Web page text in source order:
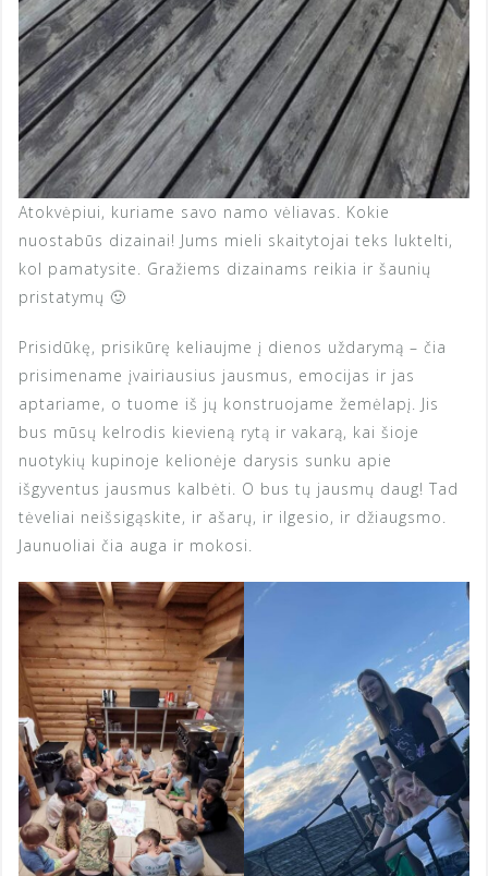
Atokvėpiui, kuriame savo namo vėliavas. Kokie
nuostabūs dizainai! Jums mieli skaitytojai teks luktelti,
kol pamatysite. Gražiems dizainams reikia ir šaunių
pristatymų 🙂
Prisidūkę, prisikūrę keliaujme į dienos uždarymą – čia
prisimename įvairiausius jausmus, emocijas ir jas
aptariame, o tuome iš jų konstruojame žemėlapį. Jis
bus mūsų kelrodis kievieną rytą ir vakarą, kai šioje
nuotykių kupinoje kelionėje darysis sunku apie
išgyventus jausmus kalbėti. O bus tų jausmų daug! Tad
tėveliai neišsigąskite, ir ašarų, ir ilgesio, ir džiaugsmo.
Jaunuoliai čia auga ir mokosi.